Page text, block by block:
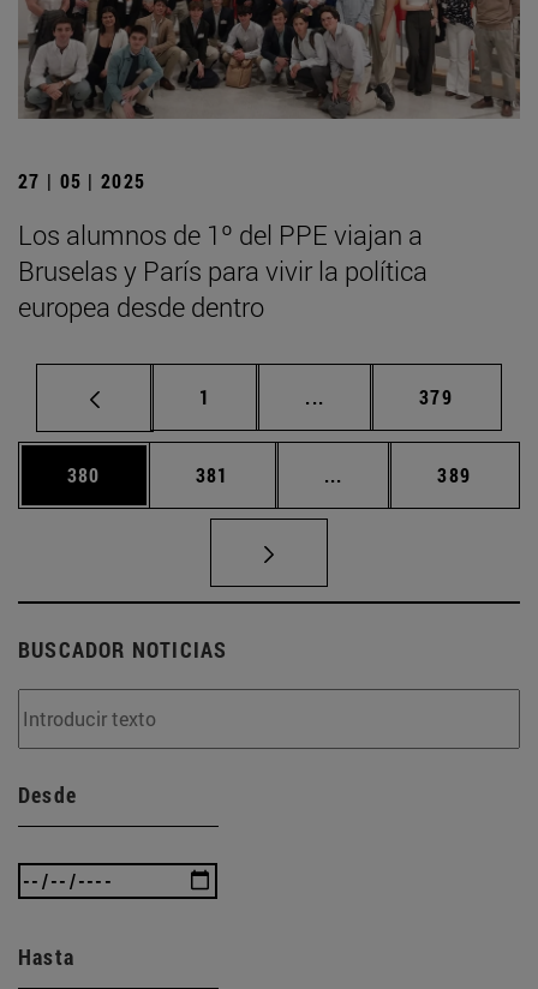
27 | 05 | 2025
Los alumnos de 1º del PPE viajan a
Bruselas y París para vivir la política
europea desde dentro
Página
1 ... Páginas intermedias
Página
379
Página
380 Página
381 ... Páginas intermedias
Página
389
BUSCADOR NOTICIAS
Desde
Hasta